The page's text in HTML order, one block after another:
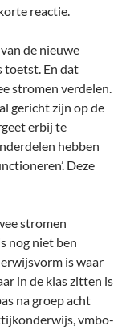
reactie.
de nieuwe
toetst. En dat
stromen verdelen.
gericht zijn op de
erbij te
hebben
Deze
stromen
nog niet ben
is waar
in de klas zitten is
na groep acht
vmbo-